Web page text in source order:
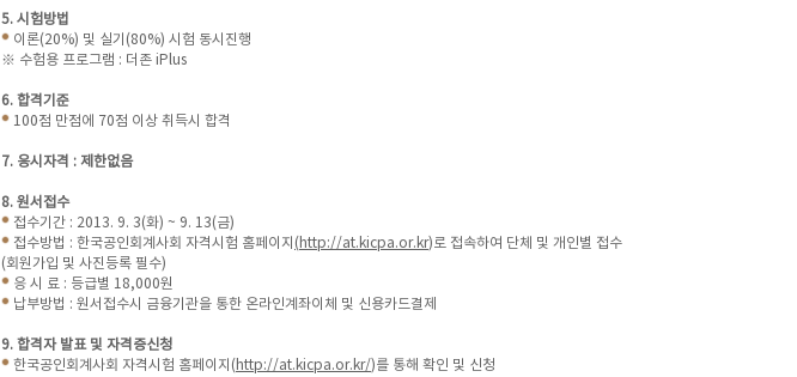
5. 시험방법
이론(20%) 및 실기(80%) 시험 동시진행
※ 수험용 프로그램 : 더존 iPlus
6. 합격기준
100점 만점에 70점 이상 취득시 합격
7. 응시자격 : 제한없음
8. 원서접수
접수기간 : 2013. 9. 3(화) ~ 9. 13(금)
접수방법 : 한국공인회계사회 자격시험 홈페이지 ( http://at.kicpa.or.kr)로 접속하여 단체 및 개인별 접수
(회원가입 및 사진등록 필수)
응 시 료 : 등급별 18,000원
납부방법 : 원서접수시 금융기관을 통한 온라인계좌이체 및 신용카드결제
9. 합격자 발표 및 자격증신청
한국공인회계사회 자격시험 홈페이지( http://at.kicpa.or.kr/)를 통해 확인 및 신청